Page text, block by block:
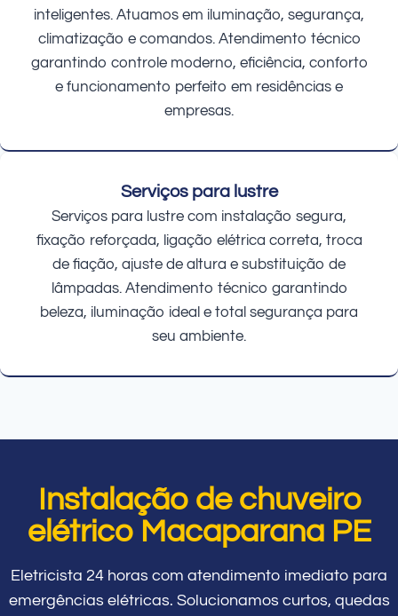
inteligentes. Atuamos em iluminação, segurança,
climatização e comandos. Atendimento técnico
garantindo controle moderno, eficiência, conforto
e funcionamento perfeito em residências e
empresas.
Serviços para lustre
Serviços para lustre com instalação segura,
fixação reforçada, ligação elétrica correta, troca
de fiação, ajuste de altura e substituição de
lâmpadas. Atendimento técnico garantindo
beleza, iluminação ideal e total segurança para
seu ambiente.
Instalação de chuveiro
elétrico Macaparana PE
Eletricista 24 horas com atendimento imediato para
emergências elétricas. Solucionamos curtos, quedas